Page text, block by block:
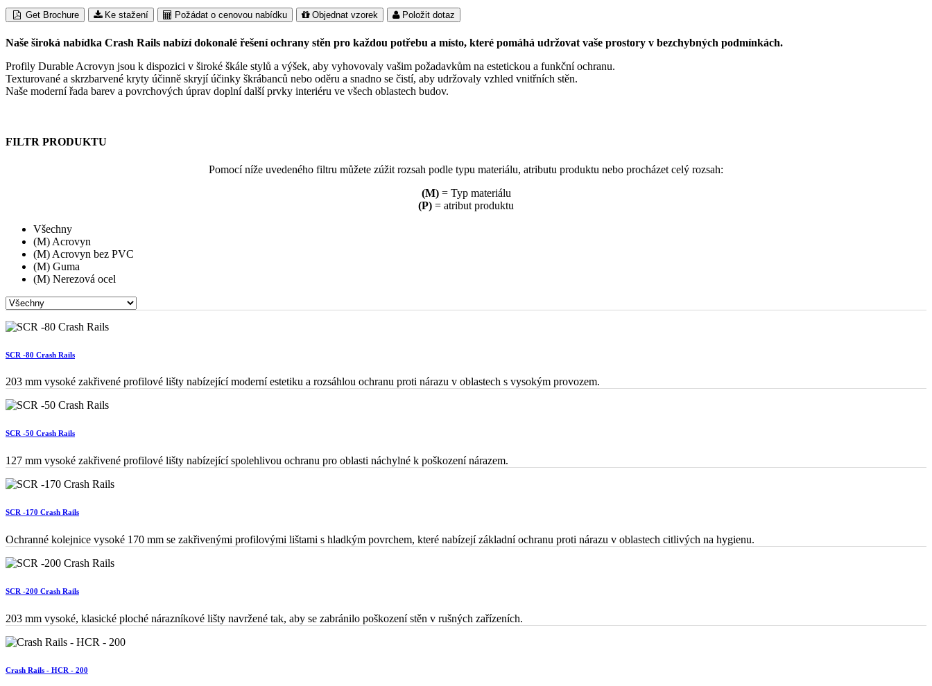
Get Brochure Ke stažení Požádat o cenovou nabídku Objednat vzorek Položit dotaz
Naše široká nabídka Crash Rails nabízí dokonalé řešení ochrany stěn pro každou potřebu a místo, které pomáhá udržovat vaše prostory v bezchybných podmínkách.
Profily Durable Acrovyn jsou k dispozici v široké škále stylů a výšek, aby vyhovovaly vašim požadavkům na estetickou a funkční ochranu.
Texturované a skrzbarvené kryty účinně skryjí účinky škrábanců nebo oděru a snadno se čistí, aby udržovaly vzhled vnitřních stěn.
Naše moderní řada barev a povrchových úprav doplní další prvky interiéru ve všech oblastech budov.
FILTR PRODUKTU
Pomocí níže uvedeného filtru můžete zúžit rozsah podle typu materiálu, atributu produktu nebo procházet celý rozsah:
(M)= Typ materiálu
(P) = atribut produktu
Všechny
(M) Acrovyn
(M) Acrovyn bez PVC
(M) Guma
(M) Nerezová ocel
SCR -80 Crash Rails
203 mm vysoké zakřivené profilové lišty nabízející moderní estetiku a rozsáhlou ochranu proti nárazu v oblastech s vysokým provozem.
SCR -50 Crash Rails
127 mm vysoké zakřivené profilové lišty nabízející spolehlivou ochranu pro oblasti náchylné k poškození nárazem.
SCR -170 Crash Rails
Ochranné kolejnice vysoké 170 mm se zakřivenými profilovými lištami s hladkým povrchem, které nabízejí základní ochranu proti nárazu v oblastech citlivých na hygienu.
SCR -200 Crash Rails
203 mm vysoké, klasické ploché nárazníkové lišty navržené tak, aby se zabránilo poškození stěn v rušných zařízeních.
Crash Rails - HCR - 200